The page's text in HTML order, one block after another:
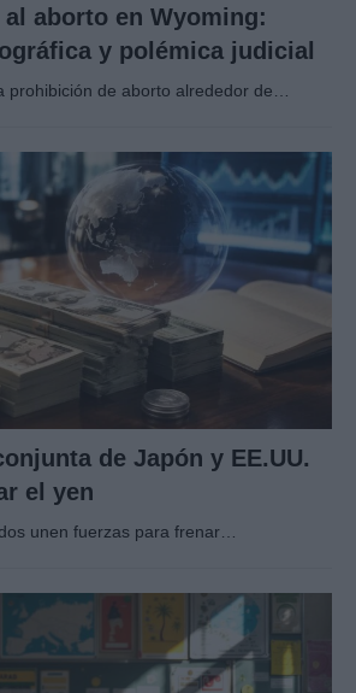
aborto en Wyoming:
y polémica judicial
prohibición de aborto alrededor de…
de Japón y EE.UU.
el yen
unen fuerzas para frenar…